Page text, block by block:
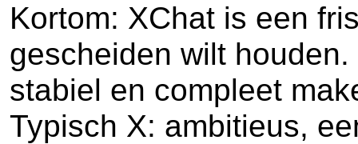
Kortom: XChat is een
gescheiden wilt
stabiel en compleet
Typisch X: ambitieus,